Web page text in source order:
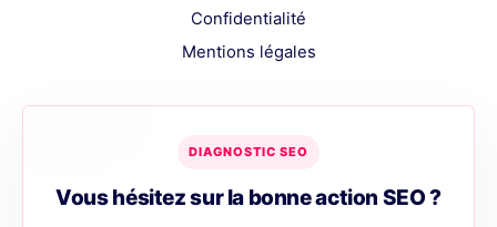
Confidentialité
Mentions légales
DIAGNOSTIC SEO
Vous hésitez sur la bonne action SEO ?